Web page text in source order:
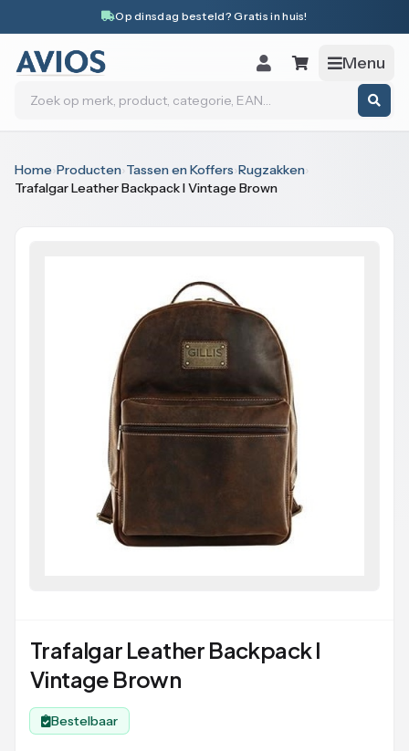
Op dinsdag besteld? Gratis in huis!
Menu
Zoeken
Home›Producten›Tassen en Koffers›Rugzakken›
Trafalgar Leather Backpack I Vintage Brown
Trafalgar Leather Backpack I
Vintage Brown
Bestelbaar